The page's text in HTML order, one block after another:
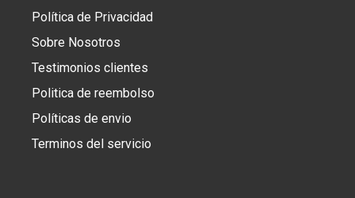
Política de Privacidad
Sobre Nosotros
Testimonios clientes
Politica de reembolso
Políticas de envio
Terminos del servicio